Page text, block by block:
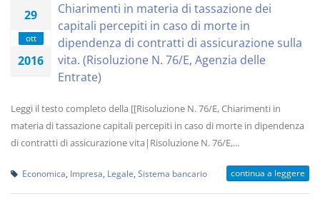
29
ott
2016
Chiarimenti in materia di tassazione dei
capitali percepiti in caso di morte in
dipendenza di contratti di assicurazione sulla
vita. (Risoluzione N. 76/E, Agenzia delle
Entrate)
Leggi il testo completo della [[Risoluzione N. 76/E, Chiarimenti in
materia di tassazione capitali percepiti in caso di morte in dipendenza
di contratti di assicurazione vita|Risoluzione N. 76/E,...
Economica Impresa Legale Sistema bancario continua a leggere